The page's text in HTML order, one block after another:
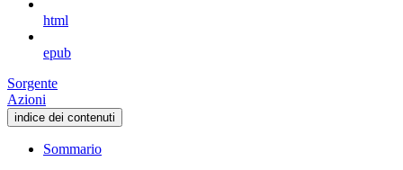
html
epub
Sorgente
Azioni
indice dei contenuti
Sommario